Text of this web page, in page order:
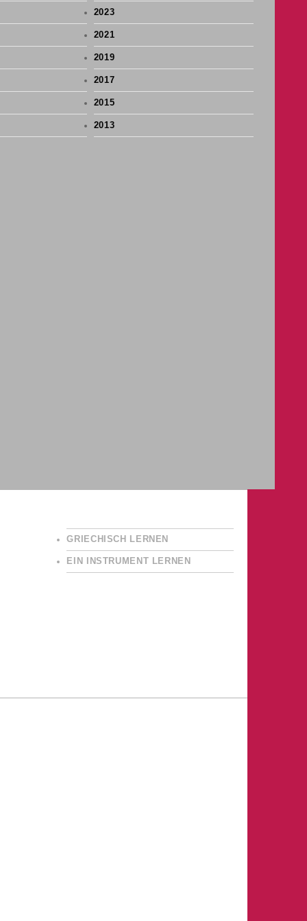
2023
2021
2019
2017
2015
2013
GRIECHISCH LERNEN
EIN INSTRUMENT LERNEN